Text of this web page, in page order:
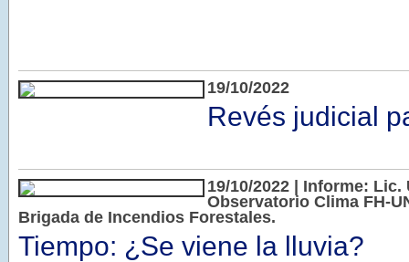
19/10/2022
Revés judicial
19/10/2022 | Informe: Lic.
Observatorio Clima FH-
Brigada de Incendios Forestales.
Tiempo: ¿Se viene la lluvia?